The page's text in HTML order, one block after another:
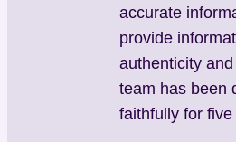
accurate
provide
authenticity
team has been
faithfully for